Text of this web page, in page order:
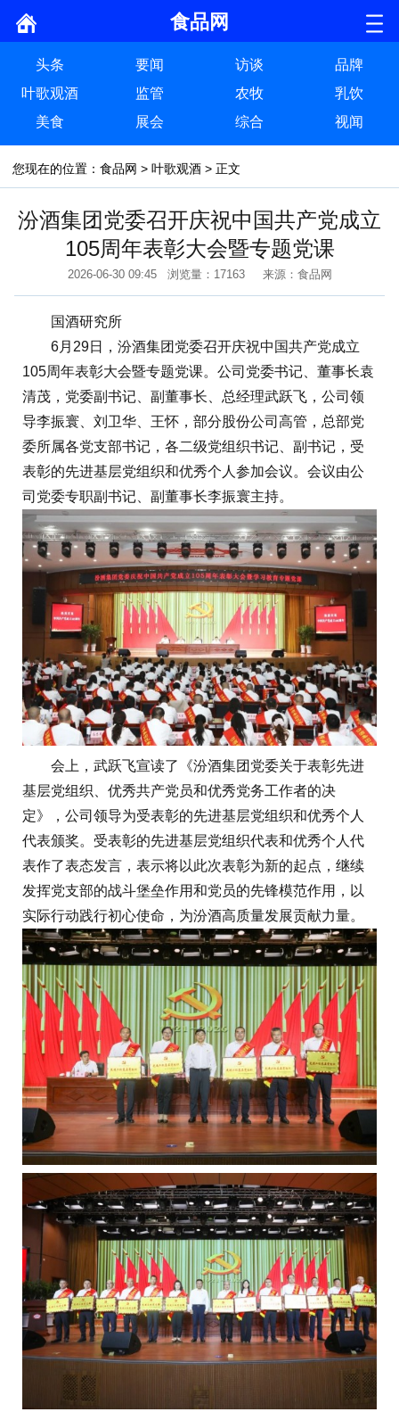
食品网
头条 要闻 访谈
品牌
叶歌观酒
监管 农牧
乳饮
美食
展会 综合 视闻
您现在的位置： 食品网 > 叶歌观酒 > 正文
汾酒集团党委召开庆祝中国共产党成立
105周年表彰大会暨专题党课
2026-06-30 09:45 浏览量：17163 来源：食品网
国酒研究所
6月29日，汾酒集团党委召开庆祝中国共产党成立
105周年表彰大会暨专题党课。公司党委书记、董事长袁
清茂，党委副书记、副董事长、总经理武跃飞，公司领
导李振寰、刘卫华、王怀，部分股份公司高管，总部党
委所属各党支部书记，各二级党组织书记、副书记，受
表彰的先进基层党组织和优秀个人参加会议。会议由公
司党委专职副书记、副董事长李振寰主持。
会上，武跃飞宣读了《汾酒集团党委关于表彰先进
基层党组织、优秀共产党员和优秀党务工作者的决
定》，公司领导为受表彰的先进基层党组织和优秀个人
代表颁奖。受表彰的先进基层党组织代表和优秀个人代
表作了表态发言，表示将以此次表彰为新的起点，继续
发挥党支部的战斗堡垒作用和党员的先锋模范作用，以
实际行动践行初心使命，为汾酒高质量发展贡献力量。